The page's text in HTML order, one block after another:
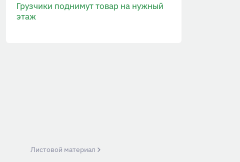
Грузчики поднимут товар на нужный
этаж
Листовой материал